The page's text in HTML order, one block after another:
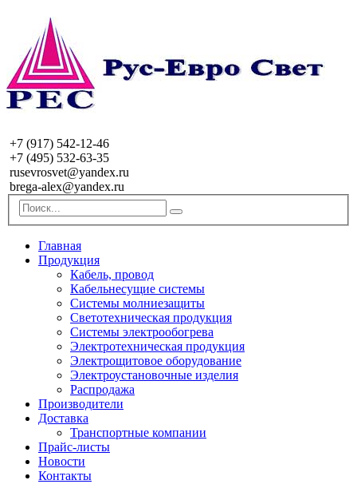
+7 (917) 542-12-46
+7 (495) 532-63-35
rusevrosvet@yandex.ru
brega-alex@yandex.ru
Главная
Продукция
Кабель, провод
Кабельнесущие системы
Системы молниезащиты
Светотехническая продукция
Системы электрообогрева
Электротехническая продукция
Электрощитовое оборудование
Электроустановочные изделия
Распродажа
Производители
Доставка
Транспортные компании
Прайс-листы
Новости
Контакты